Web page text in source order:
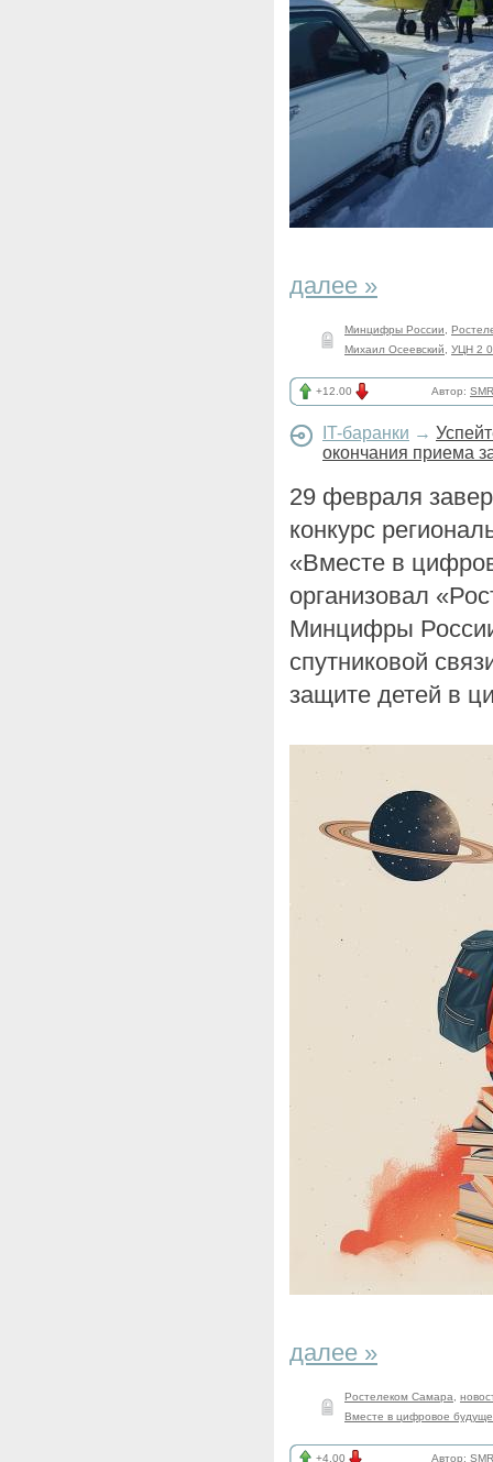
далее »
Минцифры России
Михаил Осеевский
УЦН 2 0
+12.00 Автор:
IT-баранки →
окончания приема
29 февраля
конкурс
«Вместе в
организовал
Минцифры
спутниковой
защите детей в
далее »
Ростелеком Самара
Вместе в цифровое
+4.00 Автор: